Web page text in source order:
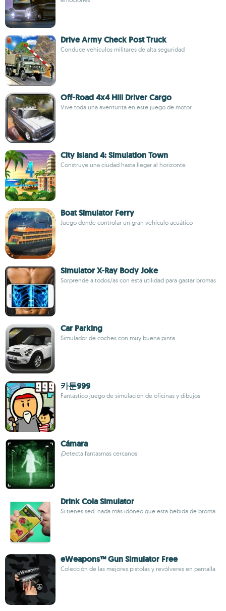
Drive Army Check Post Truck
Conduce vehículos militares de alta seguridad
Off-Road 4x4 Hill Driver Cargo
Vive toda una aventurita en este juego de motor
City Island 4: Simulation Town
Construye una ciudad hasta llegar al horizonte
Boat Simulator Ferry
Juego donde controlar un gran vehículo acuático
Simulator X-Ray Body Joke
Sorprende a todos/as con esta utilidad para gastar bromas
Car Parking
Simulador de coches con muy buena pinta
카툰999
Fantástico juego de simulación de oficinas y dibujos
Cámara
¡Detecta fantasmas cercanos!
Drink Cola Simulator
Si tienes sed: nada más idóneo que esta bebida de broma
eWeapons™ Gun Simulator Free
Colección de las mejores pistolas y revólveres en pantalla